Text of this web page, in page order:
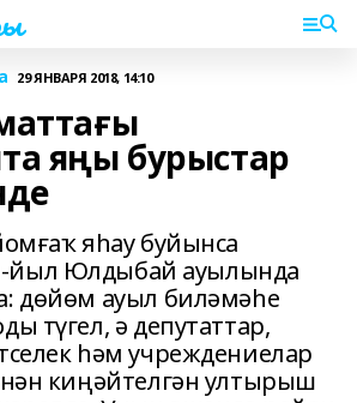
29 ЯНВАРЯ 2018, 14:10
яңы бурыстар
яһау буйынса
Юлдыбай ауылында
дөйөм ауыл биләмәһе
түгел, ә депутаттар,
һәм учреждениелар
киңәйтелгән ултырыш